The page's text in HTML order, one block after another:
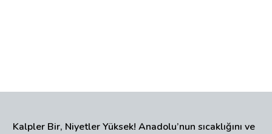
Kalpler Bir, Niyetler Yüksek! Anadolu’nun sıcaklığını ve